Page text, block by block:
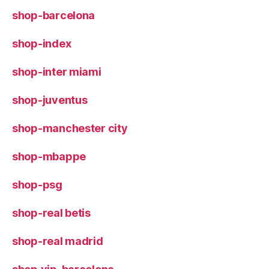
shop-barcelona
shop-index
shop-inter miami
shop-juventus
shop-manchester city
shop-mbappe
shop-psg
shop-real betis
shop-real madrid